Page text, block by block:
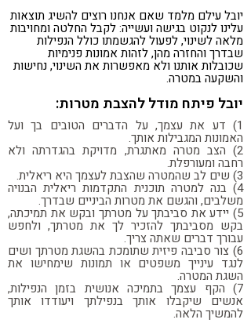
יובל עילם מלמד שאם אנחנו רוצים להשיג תוצאות
עלינו לנקוט בגישה ועשייה: לקבל החלטה ומחויבות
מלאה לשינוי, לפעול להגשמתו כולל הנפילות
שבדרך והחזרה מהן, לזהות אמונות פנימיות
שכובלות אותנו ולא מאפשרות את השינוי, נחישות
והשקעה במטרה.
יובל פיתח מודל להצבת מטרות:
1) דע את עצמך, על הדברים הטובים בך ועל
האמונות המגבילות אותך.
2) הצב מטרה מאתגרת, מדויקת בהגדרתה ולא
רחבה ומעורפלת.
3) שים לב שהמטרה שהצבת לעצמך היא ריאלית.
4) בנה למטרה תוכנית התקדמות ריאלית הבנויה
משלבים, והגשם את מטרות הביניים שבדרך.
5) יידע את סביבתך על מטרתך ובקש את תמיכתה,
בקש מסביבתך להזכיר לך את מטרתך, ולחפש
עבורך דברים שאתה צריך.
6) צור סביבה פיזית שתומכת בהשגת מטרתך ושים
לנגד עינייך משפטים או תמונות שימחישו את
השגת המטרה.
7) הקף עצמך בתמיכה אנושית בזמן הנפילות,
אנשים שיקבלו אותך בנפילתך ויעודדו אותך
להמשיך הלאה.